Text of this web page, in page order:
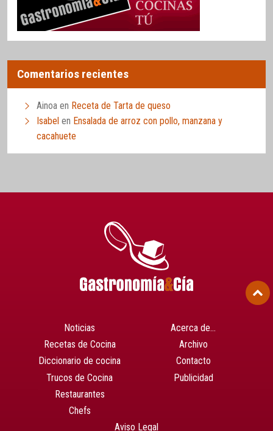
Comentarios recientes
Ainoa en Receta de Tarta de queso
Isabel en Ensalada de arroz con pollo, manzana y
cacahuete
Noticias
Recetas de Cocina
Diccionario de cocina
Trucos de Cocina
Restaurantes
Chefs
Acerca de…
Archivo
Contacto
Publicidad
Aviso Legal